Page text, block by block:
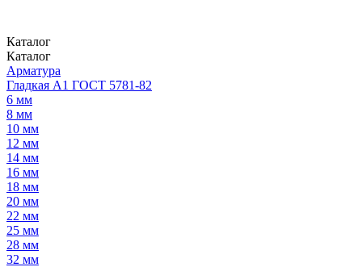
Каталог
Каталог
Арматура
Гладкая А1 ГОСТ 5781-82
6 мм
8 мм
10 мм
12 мм
14 мм
16 мм
18 мм
20 мм
22 мм
25 мм
28 мм
32 мм